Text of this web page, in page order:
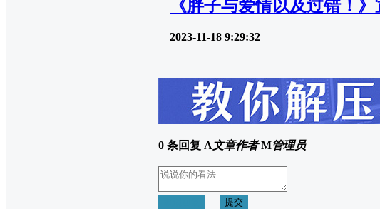
《胖子与爱情以及过错！
2023-11-18 9:29:32
0 条回复 A文章作者 M管理员
提交